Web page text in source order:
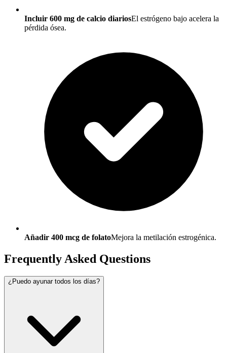
Incluir 600 mg de calcio diariosEl estrógeno bajo acelera la
pérdida ósea.
Añadir 400 mcg de folatoMejora la metilación estrogénica.
Frequently Asked Questions
¿Puedo ayunar todos los días?